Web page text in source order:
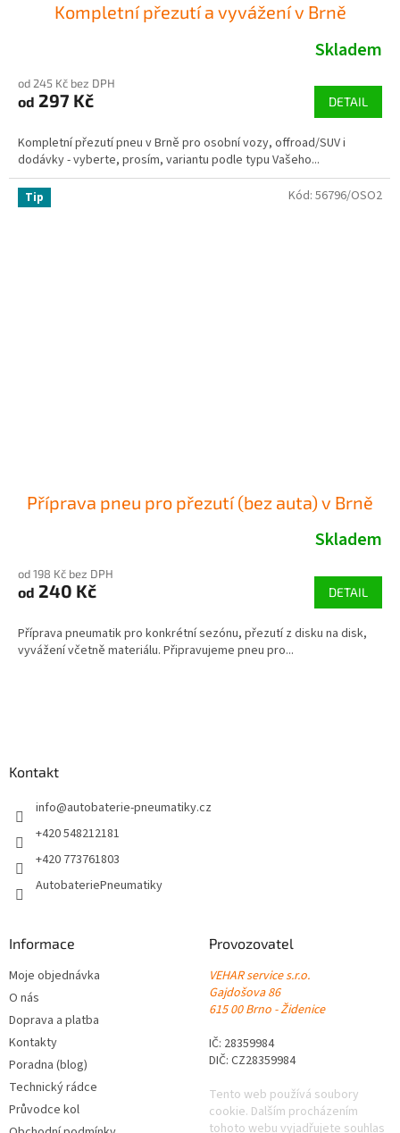
Kompletní přezutí a vyvážení v Brně
Skladem
od 245 Kč bez DPH
od 297 Kč DETAIL
Kompletní přezutí pneu v Brně pro osobní vozy, offroad/SUV i
dodávky - vyberte, prosím, variantu podle typu Vašeho...
Tip
Příprava pneu pro přezutí (bez auta) v Brně
Skladem
od 198 Kč bez DPH
od 240 Kč DETAIL
Příprava pneumatik pro konkrétní sezónu, přezutí z disku na disk,
vyvážení včetně materiálu. Připravujeme pneu pro...
Kód: 56796/OSO2
Kontakt
info@autobaterie-pneumatiky.cz
+420 548212181
+420 773761803
AutobateriePneumatiky
Informace
Moje objednávka
O nás
Doprava a platba
Kontakty
Poradna (blog)
Technický rádce
Průvodce kol
Provozovatel
VEHAR service s.r.o.
Gajdošova 86
615 00 Brno - Židenice
IČ: 28359984
DIČ: CZ28359984
Tento web používá soubory
cookie. Dalším procházením
tohoto webu vyjadřujete souhlas